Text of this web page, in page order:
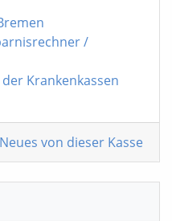
/
Krankenkassen
Neues von dieser Kasse